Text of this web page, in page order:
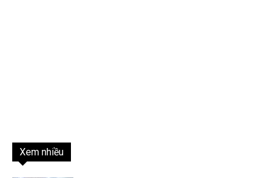
Xem nhiều